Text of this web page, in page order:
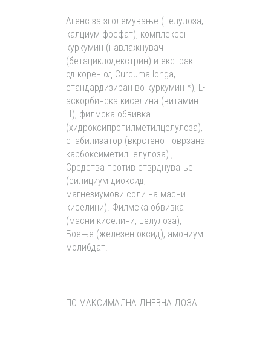
Агенс за зголемување (целулоза,
калциум фосфат), комплексен
куркумин (навлажнувач
(бетациклодекстрин) и екстракт
од корен од Curcuma longa,
стандардизиран во куркумин *), L-
аскорбинска киселина (витамин
Ц), филмска обвивка
(хидроксипропилметилцелулоза),
стабилизатор (вкрстено поврзана
карбоксиметилцелулоза) ,
Средства против стврднување
(силициум диоксид,
магнезиумови соли на масни
киселини). Филмска обвивка
(масни киселини, целулоза),
Боење (железен оксид), амониум
молибдат.
ПО МАКСИМАЛНА ДНЕВНА ДОЗА: